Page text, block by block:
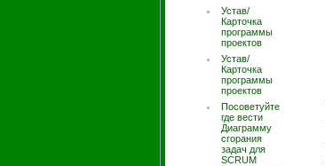
Устав/
Карточка
программы
проектов
Устав/
Карточка
программы
проектов
Посоветуйте
где вести
Диаграмму
сгорания
задач для
SCRUM